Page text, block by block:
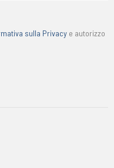
sulla Privacy e autorizzo